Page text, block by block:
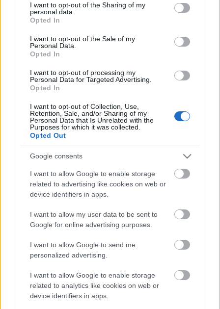
not limited to your visit or usage behaviour. You may click to
grant or deny consent to Google and its third-party tags to
use your data for below specified purposes in below Google
consent section.
I want to opt-out of the Sharing of my
personal data.
Opted In
I want to opt-out of the Sale of my
Personal Data.
Opted In
I want to opt-out of processing my
Personal Data for Targeted Advertising.
Opted In
I want to opt-out of Collection, Use,
Retention, Sale, and/or Sharing of my
Personal Data that Is Unrelated with the
Purposes for which it was collected.
Opted Out
Google consents
I want to allow Google to enable storage
related to advertising like cookies on web or
device identifiers in apps.
I want to allow my user data to be sent to
Google for online advertising purposes.
I want to allow Google to send me
personalized advertising.
I want to allow Google to enable storage
related to analytics like cookies on web or
device identifiers in apps.
Országos hírek
SZÚNYOGINVÁZIÓ ELKERÜLÉSÉBEN
Országos hírek WWF vízgazdálkodás
Túlfogyasztás napja - július 30-ra
évre elegendő erőforrásait
HIRDETÉS
LEGOLVASOTTABB
Indul a diákok pénzügyi ismereteit
erősítő Pénz7 programsorozat